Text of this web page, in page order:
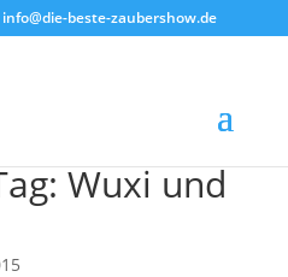
info@die-beste-zaubershow.de
Wuxi und